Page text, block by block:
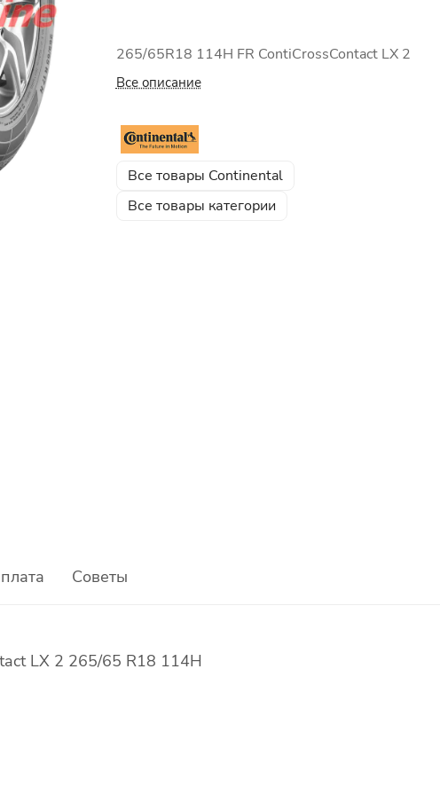
265/65R18 114H FR ContiCrossContact LX 2
Все описание
Все товары Continental
Все товары категории
Советы
LX 2 265/65 R18 114H